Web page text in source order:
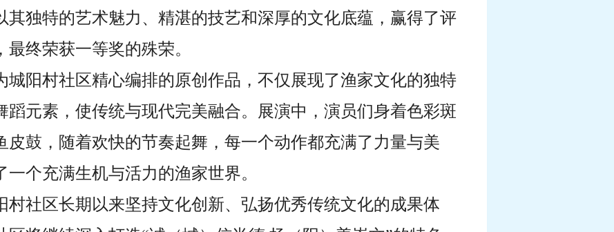
其独特的艺术魅力、精湛的技艺和深厚的文化底蕴，赢得了评
终荣获一等奖的殊荣。
城阳村社区精心编排的原创作品，不仅展现了渔家文化的独特
蹈元素，使传统与现代完美融合。展演中，演员们身着色彩斑
皮鼓，随着欢快的节奏起舞，每一个动作都充满了力量与美
个充满生机与活力的渔家世界。
村社区长期以来坚持文化创新、弘扬优秀传统文化的成果体